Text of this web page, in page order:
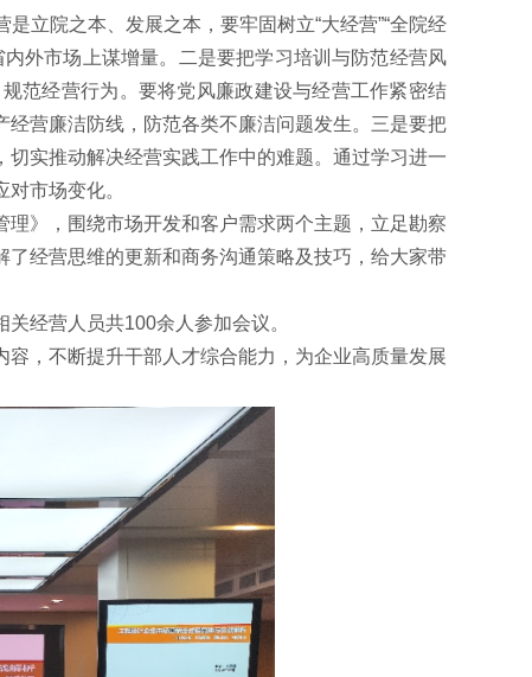
立院之本、发展之本，要牢固树立“大经营”“全院经
外市场上谋增量。二是要把学习培训与防范经营风
范经营行为。要将党风廉政建设与经营工作紧密结
营廉洁防线，防范各类不廉洁问题发生。三是要把
实推动解决经营实践工作中的难题。通过学习进一
市场变化。
》，围绕市场开发和客户需求两个主题，立足勘察
经营思维的更新和商务沟通策略及技巧，给大家带
经营人员共100余人参加会议。
，不断提升干部人才综合能力，为企业高质量发展